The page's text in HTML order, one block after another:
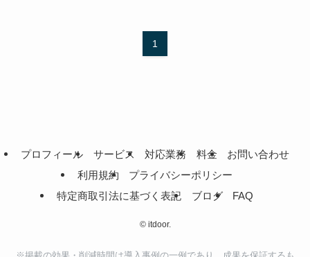
1
プロフィール サービス 対応業務 料金
お問い合わせ
利用規約
プライバシーポリシー
特定商取引法に基づく表記
ブログ FAQ
©itdoor.